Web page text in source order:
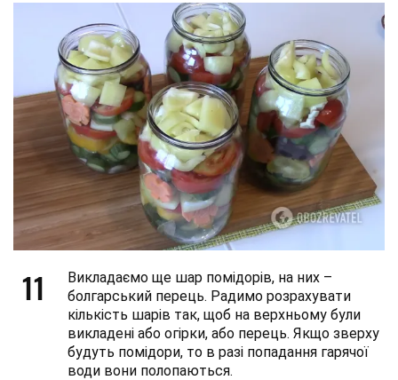
11
Викладаємо ще шар помідорів, на них –
болгарський перець. Радимо розрахувати
кількість шарів так, щоб на верхньому були
викладені або огірки, або перець. Якщо зверху
будуть помідори, то в разі попадання гарячої
води вони полопаються.